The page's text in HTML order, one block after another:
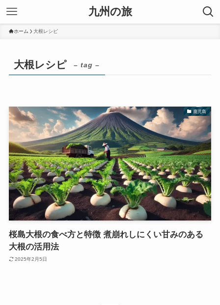
九州の旅
ホーム 大根レシピ
大根レシピ – tag –
鹿児島
桜島大根の食べ方と特徴 煮崩れしにくい甘みのある
大根の活用法
2025年2月5日